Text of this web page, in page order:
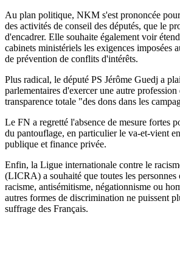
Au plan politique, NKM s'est prononcée
des activités de conseil des députés, que le
d'encadrer. Elle souhaite également voir
cabinets ministériels les exigences imposées
de prévention de conflits d'intérêts.
Plus radical, le député PS Jérôme Guedj a
parlementaires d'exercer une autre profession
transparence totale "des dons dans les
Le FN a regretté l'absence de mesure fortes
du pantouflage, en particulier le va-et-vient
publique et finance privée.
Enfin, la Ligue internationale contre le
(LICRA) a souhaité que toutes les personnes
racisme, antisémitisme, négationnisme ou
autres formes de discrimination ne puissent
suffrage des Français.